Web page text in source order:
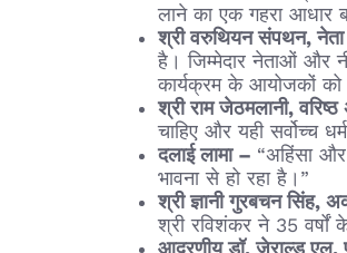
लाने का एक गहरा आधार
श्री वरुथियन संपथन, नेता
है। जिम्मेदार नेताओं और
कार्यक्रम के आयोजकों
श्री राम जेठमलानी,
चाहिए और यही सर्वोच्च
दलाई लामा – “अहिंसा
भावना से हो रहा है।”
श्री ज्ञानी गुरबचन सिंह,
श्री रविशंकर ने 35 वर्षों